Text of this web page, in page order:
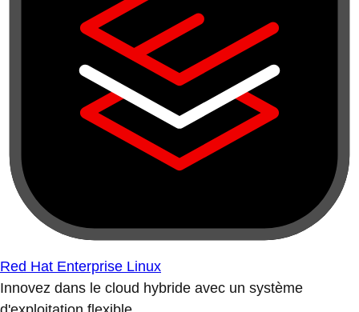
Red Hat Enterprise Linux
Innovez dans le cloud hybride avec un système